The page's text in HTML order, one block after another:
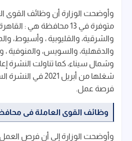
وأوضحت الوزارة أن وظائف القوى
متوفرة في 13 محافظة هي :
والشرقية، والقليوبية ، وأسيوط،
والدقهلية، والسويس، والمنوفية ،
وشمال سيناء، كما تناولت النشرة
فرصة عمل.
وظائف القوى العاملة فى
وأوضحت الوزارة إلي أن فرص العمل